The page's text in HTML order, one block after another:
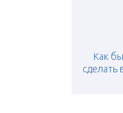
Как
сделать